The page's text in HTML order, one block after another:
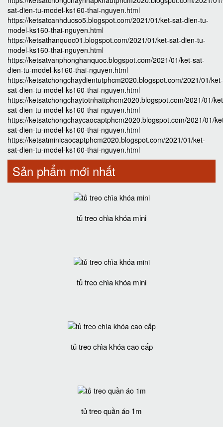
sat-dien-tu-model-ks160-thai-nguyen.html
https://ketsatcanhducso5.blogspot.com/2021/01/ket-sat-dien-tu-
model-ks160-thai-nguyen.html
https://ketsathanquoc01.blogspot.com/2021/01/ket-sat-dien-tu-
model-ks160-thai-nguyen.html
https://ketsatvanphonghanquoc.blogspot.com/2021/01/ket-sat-
dien-tu-model-ks160-thai-nguyen.html
https://ketsatchongchaydientutphcm2020.blogspot.com/2021/01/ket-
sat-dien-tu-model-ks160-thai-nguyen.html
https://ketsatchongchaytotnhattphcm2020.blogspot.com/2021/01/
sat-dien-tu-model-ks160-thai-nguyen.html
https://ketsatchongchaycaocaptphcm2020.blogspot.com/2021/01/
sat-dien-tu-model-ks160-thai-nguyen.html
https://ketsatminicaocaptphcm2020.blogspot.com/2021/01/ket-
sat-dien-tu-model-ks160-thai-nguyen.html
Sản phẩm mới nhất
tủ treo chìa khóa mini
tủ treo chìa khóa mini
tủ treo chìa khóa cao cấp
tủ treo quần áo 1m